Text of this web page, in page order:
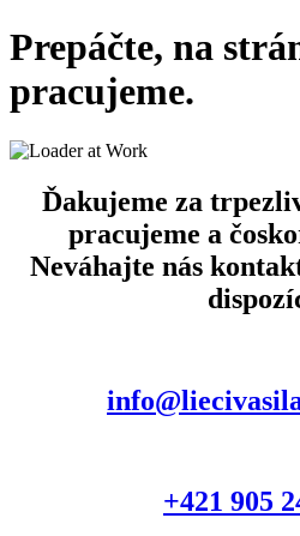
Prepáčte, na
pracujeme.
Ďakujeme za
pracujeme a
Neváhajte nás
+421 905